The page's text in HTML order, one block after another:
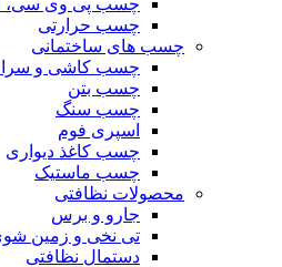
چسب پی وی سی،
چسب حرارتی
چسب های ساختمانی
چسب کاشی و
چسب بتن
چسب سنگ
اسپری فوم
چسب کاغذ دیواری
چسب ماستیک
محصولات نظافتی
جارو و برس
تی نخی و زمین
دستمال نظافتی